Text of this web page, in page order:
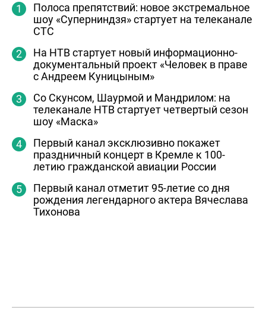
Полоса препятствий: новое экстремальное
шоу «Суперниндзя» стартует на телеканале
СТС
На НТВ стартует новый информационно-
документальный проект «Человек в праве
с Андреем Куницыным»
Со Скунсом, Шаурмой и Мандрилом: на
телеканале НТВ стартует четвертый сезон
шоу «Маска»
Первый канал эксклюзивно покажет
праздничный концерт в Кремле к 100-
летию гражданской авиации России
Первый канал отметит 95-летие со дня
рождения легендарного актера Вячеслава
Тихонова